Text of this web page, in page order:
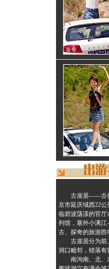
古崖居——古代
京市延庆域西22
临碧波荡漾的官
列馆，塞外小漓
古、探奇的旅游胜
古崖居分为前、
洞口毗邻，错落有
南沟南、北、